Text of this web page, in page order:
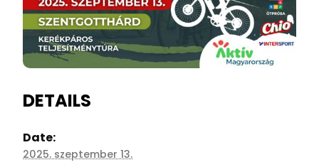
DETAILS
Date:
2025. szeptember 13.